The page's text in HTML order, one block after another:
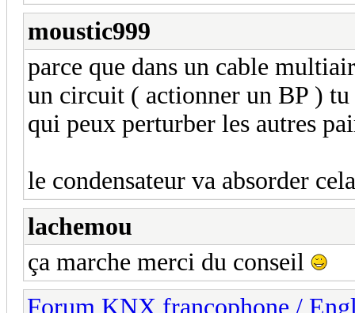
moustic999
parce que dans un cable
un circuit ( actionner un BP )
qui peux perturber les autres
le condensateur va absorder
lachemou
ça marche merci du conseil
Forum KNX francophone /